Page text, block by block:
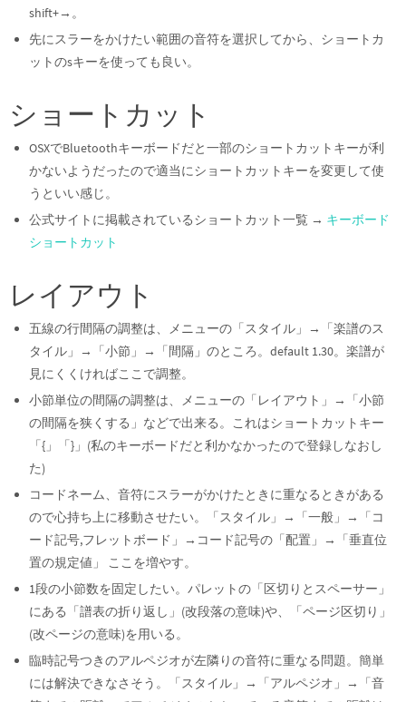
shift+→。
先にスラーをかけたい範囲の音符を選択してから、ショートカ
ットのsキーを使っても良い。
ショートカット
OSXでBluetoothキーボードだと一部のショートカットキーが利
かないようだったので適当にショートカットキーを変更して使
うといい感じ。
公式サイトに掲載されているショートカット一覧 → キーボード
ショートカット
レイアウト
五線の行間隔の調整は、メニューの「スタイル」→「楽譜のス
タイル」→「小節」→「間隔」のところ。default 1.30。楽譜が
見にくくければここで調整。
小節単位の間隔の調整は、メニューの「レイアウト」→「小節
の間隔を狭くする」などで出来る。これはショートカットキー
「{」「}」(私のキーボードだと利かなかったので登録しなおし
た)
コードネーム、音符にスラーがかけたときに重なるときがある
ので心持ち上に移動させたい。「スタイル」→「一般」→「コ
ード記号,フレットボード」→コード記号の「配置」→「垂直位
置の規定値」 ここを増やす。
1段の小節数を固定したい。パレットの「区切りとスペーサー」
にある「譜表の折り返し」(改段落の意味)や、「ページ区切り」
(改ページの意味)を用いる。
臨時記号つきのアルペジオが左隣りの音符に重なる問題。簡単
には解決できなさそう。「スタイル」→「アルペジオ」→「音